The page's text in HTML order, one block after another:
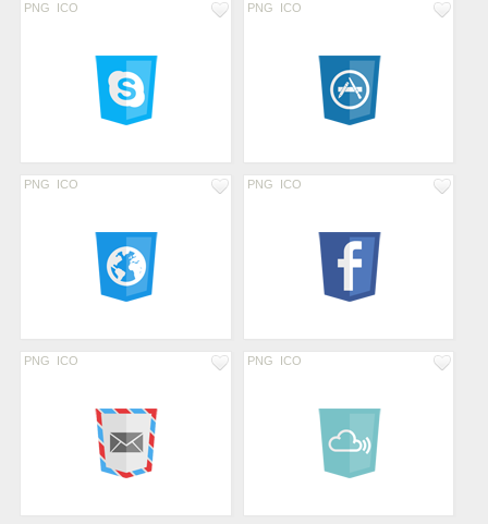
PNG ICO PNG ICO
PNG ICO PNG ICO
PNG ICO PNG ICO